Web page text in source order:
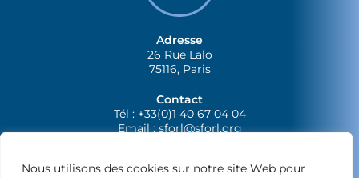
Nous utilisons des cookies sur notre site Web pour
Adresse
26 Rue Lalo
75116, Paris
Contact
Tél : +33(0)1 40 67 04 04
Email :sforl@sforl.org